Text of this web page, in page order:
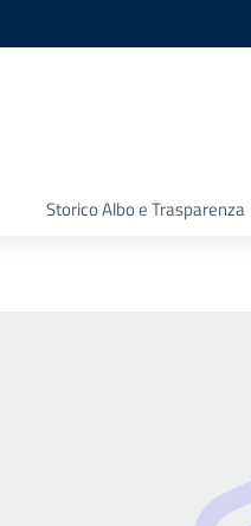
Storico Albo e Trasparenza